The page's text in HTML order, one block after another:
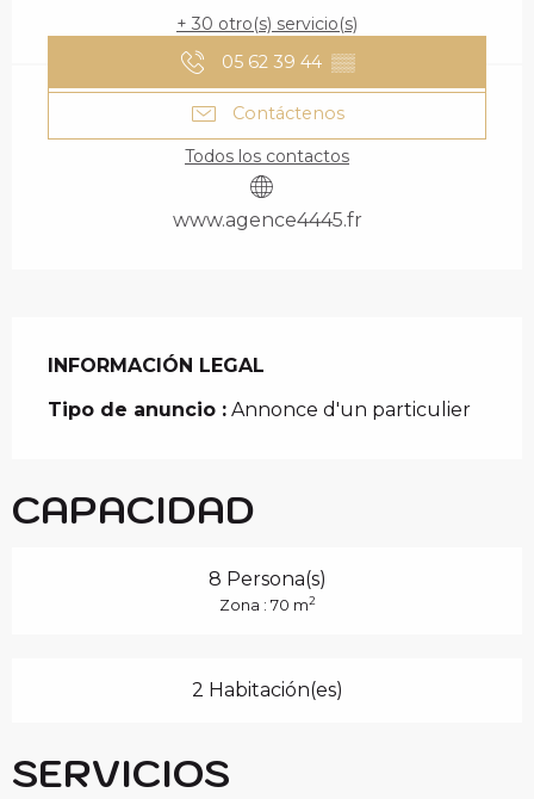
+ 30 otro(s) servicio(s)
05 62 39 44 ▒▒
Contáctenos
Todos los contactos
www.agence4445.fr
INFORMACIÓN LEGAL
INFORMACIÓN LEGAL
Tipo de anuncio : Annonce d'un particulier
CAPACIDAD
8 Persona(s)
Zona : 70 m2
2 Habitación(es)
SERVICIOS